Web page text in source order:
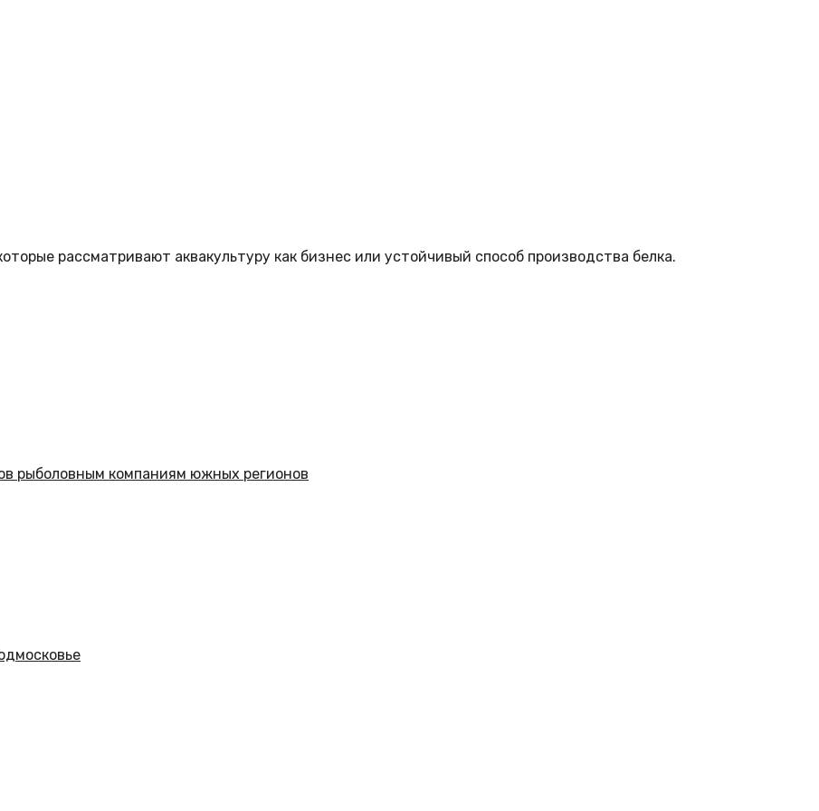
рассматривают аквакультуру как бизнес или устойчивый способ производства белка.
рыболовным компаниям южных регионов